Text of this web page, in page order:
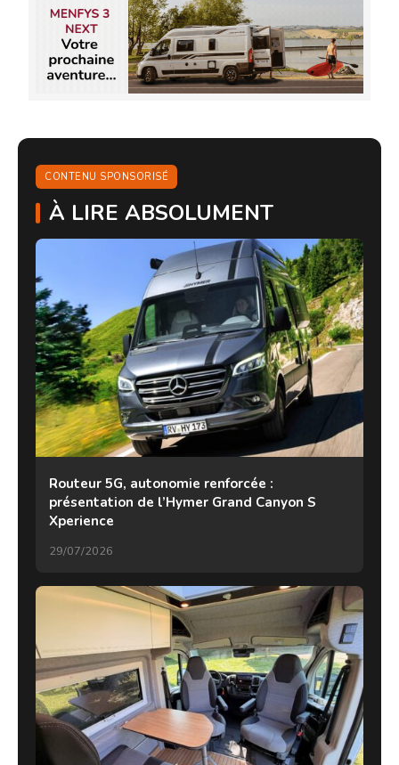
CONTENU SPONSORISÉ
À LIRE ABSOLUMENT
Routeur 5G, autonomie renforcée :
présentation de l’Hymer Grand Canyon S
Xperience
29/07/2026